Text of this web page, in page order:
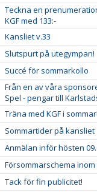
Teckna en
KGF med 133:-
Kansliet v.33
Slutspurt på utegympan!
Succé för sommarkollo
Från en av våra
Spel - pengar till
Träna med KGF i sommar!
Sommartider på kansliet
Anmälan inför hösten
Försommarschema
Tack för fin publicitet!